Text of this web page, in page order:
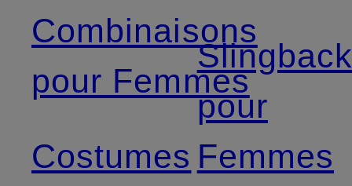
Combinaisons
pour Femmes
Costumes
pour
Femmes